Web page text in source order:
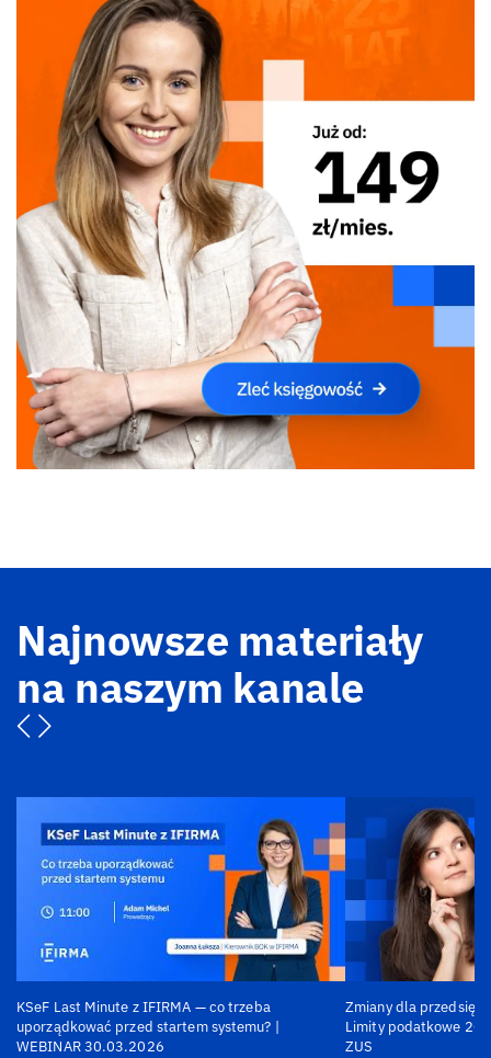
Najnowsze materiały
na naszym kanale
KSeF Last Minute z IFIRMA — co trzeba
uporządkować przed startem systemu? |
WEBINAR 30.03.2026
Zmiany dla
Limity podatkowe
ZUS